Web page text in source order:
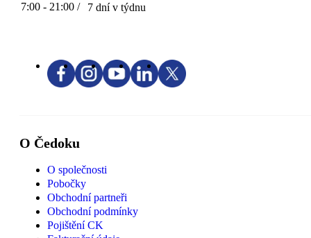
7:00 - 21:00 / 7 dní v týdnu
O Čedoku
O společnosti
Pobočky
Obchodní partneři
Obchodní podmínky
Pojištění CK